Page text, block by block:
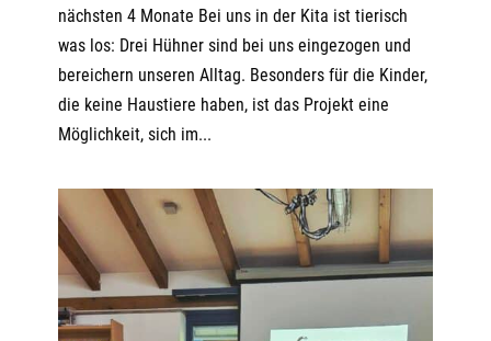
nächsten 4 Monate Bei uns in der Kita ist tierisch
was los: Drei Hühner sind bei uns eingezogen und
bereichern unseren Alltag. Besonders für die Kinder,
die keine Haustiere haben, ist das Projekt eine
Möglichkeit, sich im...